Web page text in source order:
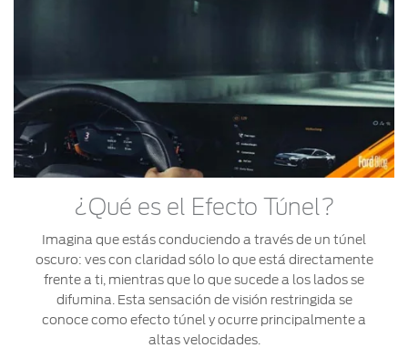
Descubre
Tu Ford
Localiza un
Distribuidor
Seminuevos
Certificados
Comerciales
Motorcraft®
Técnico
Soporte
Técnico
SYNC
¿Qué es el Efecto Túnel?
Imagina que estás conduciendo a través de un túnel
oscuro: ves con claridad sólo lo que está directamente
frente a ti, mientras que lo que sucede a los lados se
difumina. Esta sensación de visión restringida se
conoce como efecto túnel y ocurre principalmente a
altas velocidades.